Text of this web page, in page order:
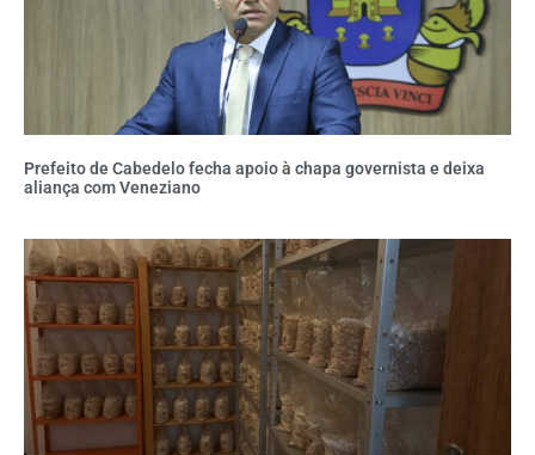
Prefeito de Cabedelo fecha apoio à chapa governista e deixa
aliança com Veneziano